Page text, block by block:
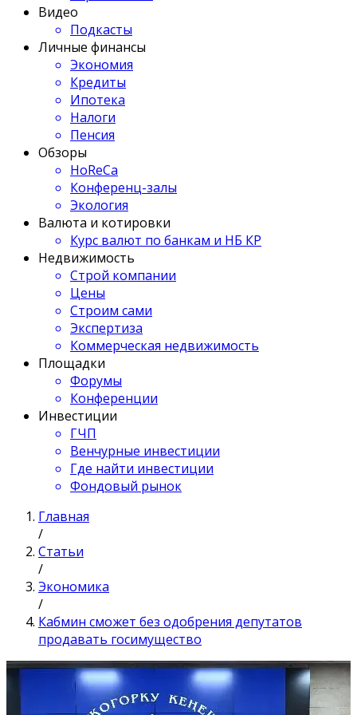
Видео
Подкасты
Личные финансы
Экономия
Кредиты
Ипотека
Налоги
Пенсия
Обзоры
HoReCa
Конференц-залы
Экология
Валюта и котировки
Курс валют по банкам и НБ КР
Недвижимость
Строй компании
Цены
Строим сами
Экспертиза
Коммерческая недвижимость
Площадки
Форумы
Конференции
Инвестиции
ГЧП
Венчурные инвестиции
Где найти инвестиции
Фондовый рынок
Главная
/
Статьи
/
Экономика
/
Кабмин сможет без одобрения депутатов
продавать госимущество